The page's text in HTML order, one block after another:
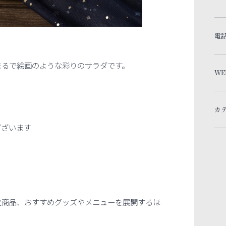
で絵画のような彩りのサラダです。
います
品、おすすめグッズやメニューを展開するほ
電
カ